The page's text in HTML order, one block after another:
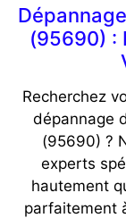
(95690) :
Recherchez
dépannage
(95690) ?
experts
hautement
parfaitement